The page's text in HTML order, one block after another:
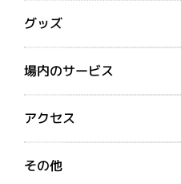
グッズ
場内のサービス
アクセス
その他